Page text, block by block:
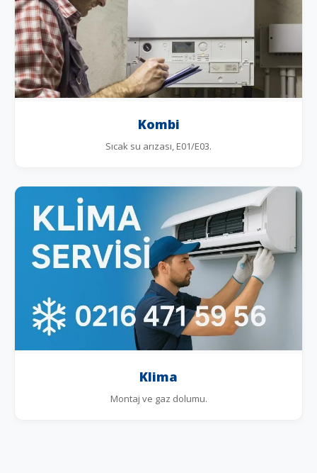
Kombi
Sıcak su arızası, E01/E03.
Klima
Montaj ve gaz dolumu.